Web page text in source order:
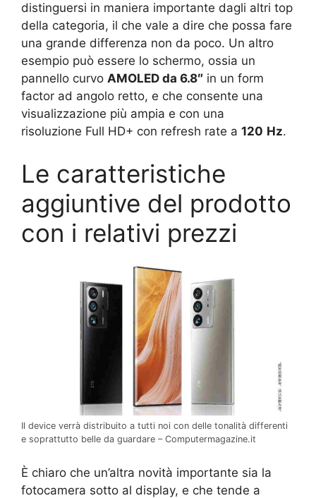
distinguersi in maniera importante dagli altri top
della categoria, il che vale a dire che possa fare
una grande differenza non da poco. Un altro
esempio può essere lo schermo, ossia un
pannello curvo AMOLED da 6.8″ in un form
factor ad angolo retto, e che consente una
visualizzazione più ampia e con una
risoluzione Full HD+ con refresh rate a 120 Hz.
Le caratteristiche
aggiuntive del prodotto
con i relativi prezzi
Il device verrà distribuito a tutti noi con delle tonalità differenti
e soprattutto belle da guardare – Computermagazine.it
È chiaro che un’altra novità importante sia la
fotocamera sotto al display, e che tende a